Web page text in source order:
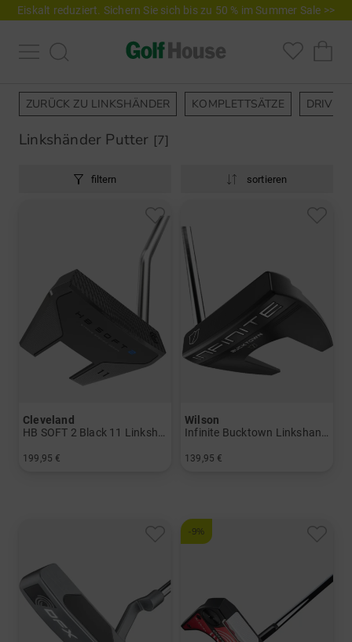
Eiskalt reduziert. Sichern Sie sich bis zu 50 % im Summer Sale >>
ZURÜCK ZU LINKSHÄNDER KOMPLETTSÄTZE DRIVER
Linkshänder Putter [7]
filtern sortieren
Cleveland
199,95 €
Wilson
139,95 €
-9%